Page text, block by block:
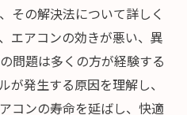
その解決法について詳しく
エアコンの効きが悪い、異
問題は多くの方が経験する
が発生する原因を理解し、
コンの寿命を延ばし、快適